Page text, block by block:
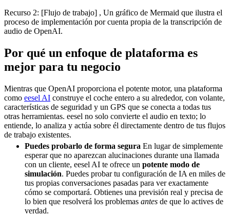
Recurso 2: [Flujo de trabajo] , Un gráfico de Mermaid que ilustra el
proceso de implementación por cuenta propia de la transcripción de
audio de OpenAI.
Por qué un enfoque de plataforma es
mejor para tu negocio
Mientras que OpenAI proporciona el potente motor, una plataforma
como eesel AI construye el coche entero a su alrededor, con volante,
características de seguridad y un GPS que se conecta a todas tus
otras herramientas. eesel no solo convierte el audio en texto; lo
entiende, lo analiza y actúa sobre él directamente dentro de tus flujos
de trabajo existentes.
Puedes probarlo de forma segura En lugar de simplemente
esperar que no aparezcan alucinaciones durante una llamada
con un cliente, eesel AI te ofrece un potente modo de
simulación. Puedes probar tu configuración de IA en miles de
tus propias conversaciones pasadas para ver exactamente
cómo se comportará. Obtienes una previsión real y precisa de
lo bien que resolverá los problemas antes de que lo actives de
verdad.